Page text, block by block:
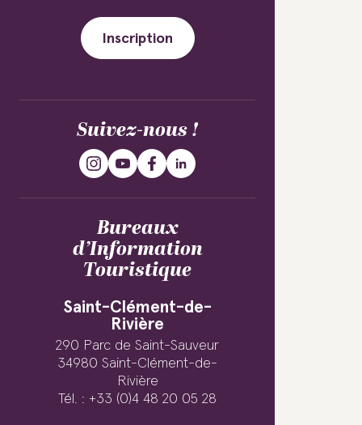
Inscription
Suivez-nous !
Bureaux
d’Information
Touristique
Saint-Clément-de-
Rivière
290 Parc de Saint-Sauveur
34980 Saint-Clément-de-
Rivière
Tél. : +33 (0)4 48 20 05 28